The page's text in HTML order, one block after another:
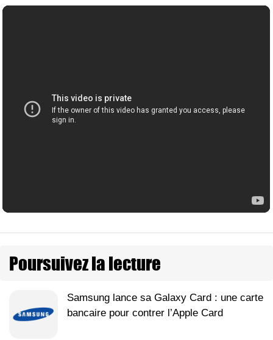
Poursuivez la lecture
Samsung lance sa Galaxy Card : une carte
bancaire pour contrer l’Apple Card